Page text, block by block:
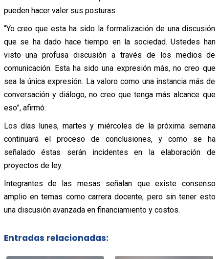
pueden hacer valer sus posturas.
“Yo creo que esta ha sido la formalización de una discusión
que se ha dado hace tiempo en la sociedad. Ustedes han
visto una profusa discusión a través de los medios de
comunicación. Esta ha sido una expresión más, no creo que
sea la única expresión. La valoro como una instancia más de
conversación y diálogo, no creo que tenga más alcance que
eso”, afirmó.
Los días lunes, martes y miércoles de la próxima semana
continuará el proceso de conclusiones, y como se ha
señalado éstas serán incidentes en la elaboración de
proyectos de ley.
Integrantes de las mesas señalan que existe consenso
amplio en temas como carrera docente, pero sin tener esto
una discusión avanzada en financiamiento y costos.
Entradas relacionadas: